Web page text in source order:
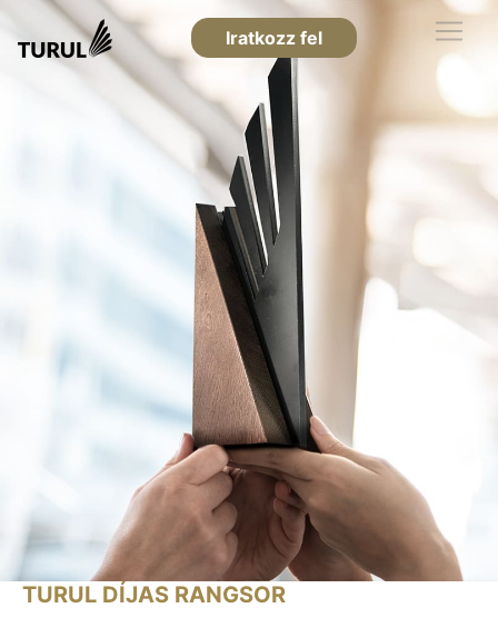
Iratkozz fel
TURUL DÍJAS RANGSOR